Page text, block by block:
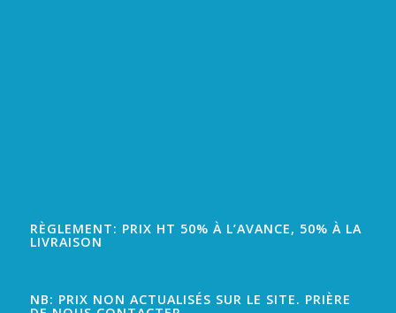
RÈGLEMENT: PRIX HT 50% À L’AVANCE, 50% À LA
LIVRAISON
NB: PRIX NON ACTUALISÉS SUR LE SITE. PRIÈRE